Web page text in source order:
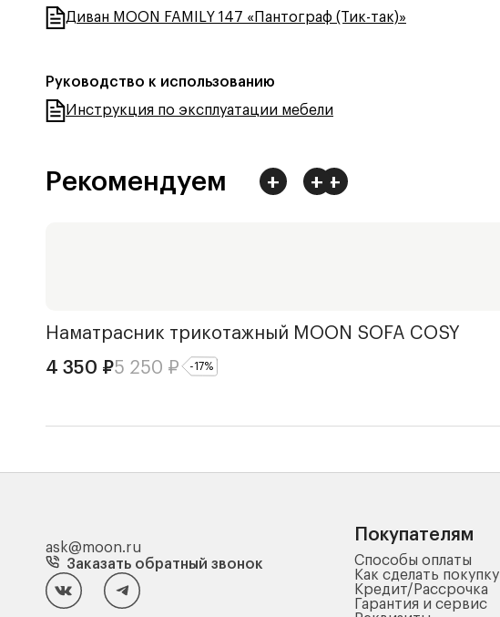
Диван MOON FAMILY 147 «Пантограф (Тик-так)»
Руководство к использованию
Инструкция по эксплуатации мебели
+
+
+
Рекомендуем
Наматрасник трикотажный MOON SOFA COSY
4 350 ₽5 250 ₽ -17%
ask@moon.ru
Заказать обратный звонок
Покупателям
Способы оплаты
Как сделать покупку
Кредит/Рассрочка
Гарантия и сервис